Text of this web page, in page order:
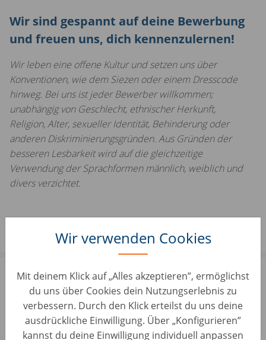
Wir verwenden Cookies
Mit deinem Klick auf „Alles akzeptieren”, ermöglichst
du uns über Cookies dein Nutzungserlebnis zu
verbessern. Durch den Klick erteilst du uns deine
ausdrückliche Einwilligung. Über „Konfigurieren”
kannst du deine Einwilligung individuell anpassen
Wir sind gespannt auf deine Bewerbung
und freuen uns, dich kennenzulernen!
Wir leben eine offene Kultur und setzen uns über
Konventionen, wie dem Siezen oder einem Dresscode
hinweg. Bei uns ist jeder Bewerber willkommen;
unabhängig von Geschlecht, ethnischer Herkunft,
Religion, Alter, sexueller Identität, Behinderung oder
anderen Diskriminierungsgründen. Aus Gründen der
besseren Lesbarkeit wird auf die gleichzeitige
Verwendung der Sprachformen männlich, weiblich und
divers verzichtet.
Bewirb dich jetzt!
Schließe deine Bewerbung ab, indem du deinen
Lebenslauf in diesem Bewerbungsformular oben